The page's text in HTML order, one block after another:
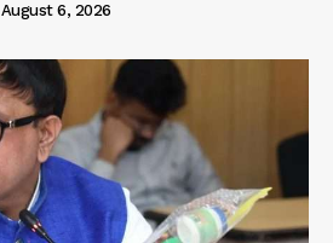
August 6, 2026